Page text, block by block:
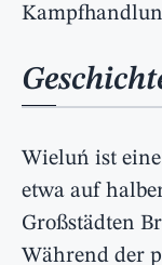
Wieluń ist
etwa auf
Großstädten
Während der